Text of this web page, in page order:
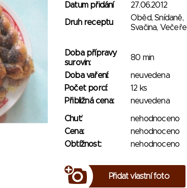
Datum přidání
27.06.2012
Druh receptu
Oběd, Snídaně,
Svačina, Večeře
Doba přípravy
surovin:
80 min
Doba vaření:
neuvedena
Počet porcí:
12 ks
Přibližná cena:
neuvedena
Chuť:
nehodnoceno
Cena:
nehodnoceno
Obtížnost:
nehodnoceno
Přidat vlastní foto